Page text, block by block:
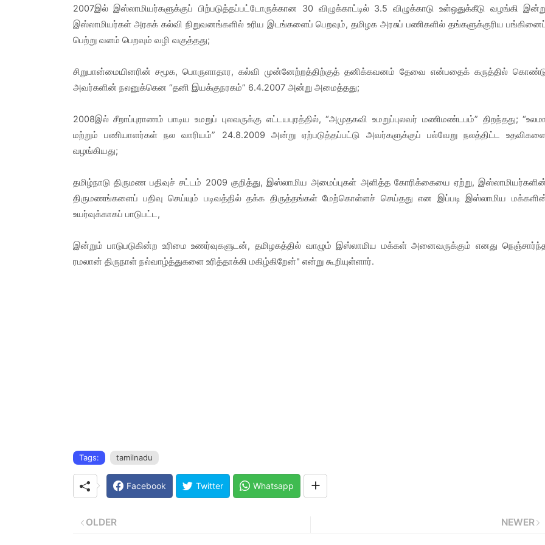
2007இல் இஸ்லாமியர்களுக்குப் பிற்படுத்தப்பட்டோருக்கான 30 விழுக்காட்டில் 3.5 விழுக்காடு உள்ஒதுக்கீடு வழங்கி
இஸ்லாமியர்கள் அரசுக் கல்வி நிறுவனங்களில் உரிய இடங்களைப் பெறவும், தமிழக அரசுப் பணிகளில் தங்களுக்குரிய
பெற்று வளம் பெறவும் வழி வகுத்தது;
சிறுபான்மையினரின் சமூக, பொருளாதார, கல்வி முன்னேற்றத்திற்குத் தனிக்கவனம் தேவை என்பதைக் கருத்தில்
அவர்களின் நலனுக்கென “தனி இயக்குநரகம்” 6.4.2007 அன்று அமைத்தது;
2008இல் சீறாப்புராணம் பாடிய உமறுப் புலவருக்கு எட்டயபுரத்தில், “அமுதகவி உமறுப்புலவர் மணிமண்டபம்” திறந்தது;
மற்றும் பணியாளர்கள் நல வாரியம்” 24.8.2009 அன்று ஏற்படுத்தப்பட்டு அவர்களுக்குப் பல்வேறு நலத்திட்ட
வழங்கியது;
தமிழ்நாடு திருமண பதிவுச் சட்டம் 2009 குறித்து, இஸ்லாமிய அமைப்புகள் அளித்த கோரிக்கையை ஏற்று,
திருமணங்களைப் பதிவு செய்யும் படிவத்தில் தக்க திருத்தங்கள் மேற்கொள்ளச் செய்தது என இப்படி இஸ்லாமிய
உயர்வுக்காகப் பாடுபட்ட,
இன்றும் பாடுபடுகின்ற உரிமை உணர்வுகளுடன், தமிழகத்தில் வாழும் இஸ்லாமிய மக்கள் அனைவருக்கும் எனது
ரமலான் திருநாள் நல்வாழ்த்துகளை உரித்தாக்கி மகிழ்கிறேன்" என்று கூறியுள்ளார்.
Tags: tamilnadu
Facebook Twitter Whatsapp
NEWER
OLDER